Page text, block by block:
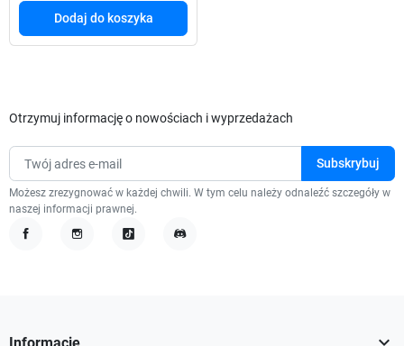
Dodaj do koszyka
Otrzymuj informację o nowościach i wyprzedażach
Możesz zrezygnować w każdej chwili. W tym celu należy odnaleźć szczegóły w
naszej informacji prawnej.
Informacje